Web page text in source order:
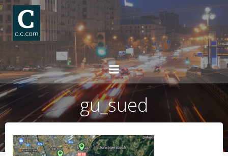
Skip
content
gu_sued